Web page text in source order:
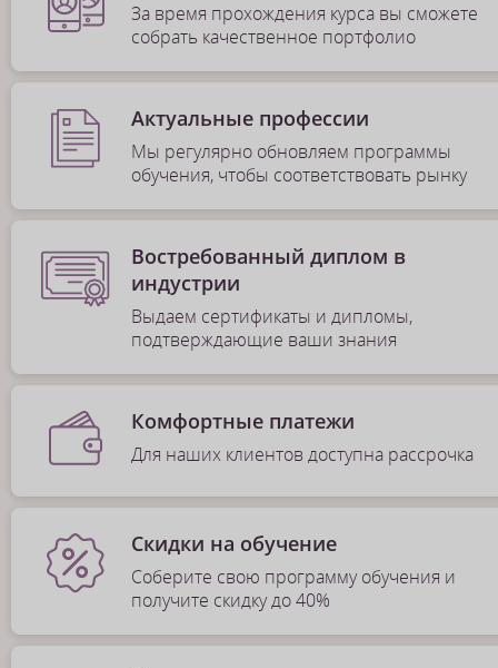
За время прохождения курса вы сможете
собрать качественное портфолио
Актуальные профессии
Мы регулярно обновляем программы
обучения, чтобы соответствовать рынку
Востребованный диплом в
индустрии
Выдаем сертификаты и дипломы,
подтверждающие ваши знания
Комфортные платежи
Для наших клиентов доступна рассрочка
Скидки на обучение
Соберите свою программу обучения и
получите скидку до 40%